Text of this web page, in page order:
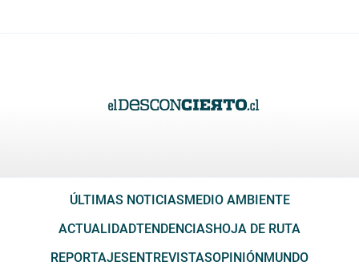
ÚLTIMAS NOTICIASMEDIO AMBIENTE
ACTUALIDADTENDENCIASHOJA DE RUTA
REPORTAJESENTREVISTASOPINIÓNMUNDO